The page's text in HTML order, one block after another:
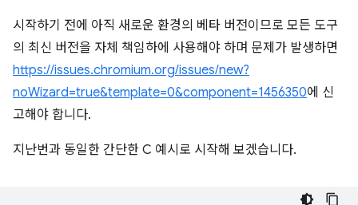
시작하기 전에 아직 새로운 환경의 베타 버전이므로 모든 도구
의 최신 버전을 자체 책임하에 사용해야 하며 문제가 발생하면
https://issues.chromium.org/issues/new?
noWizard=true&template=0&component=1456350에 신
고해야 합니다.
지난번과 동일한 간단한 C 예시로 시작해 보겠습니다.